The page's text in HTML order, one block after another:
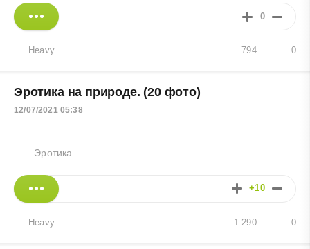
0
Heavy 0
794
Эротика на природе. (20 фото)
12/07/2021 05:38
Эротика
+10
Heavy 0
1 290